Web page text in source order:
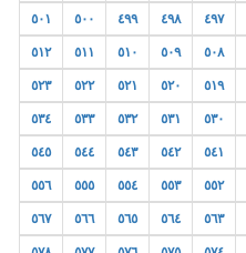
٤٩٧ ٤٩٨ ٤٩٩ ٥٠٠ ٥٠١
٥٠٨ ٥٠٩ ٥١٠ ٥١١ ٥١٢
٥١٩ ٥٢٠ ٥٢١ ٥٢٢ ٥٢٣
٥٣٠ ٥٣١ ٥٣٢ ٥٣٣ ٥٣٤
٥٤١ ٥٤٢ ٥٤٣ ٥٤٤ ٥٤٥
٥٥٢ ٥٥٣ ٥٥٤ ٥٥٥ ٥٥٦
٥٦٣ ٥٦٤ ٥٦٥ ٥٦٦ ٥٦٧